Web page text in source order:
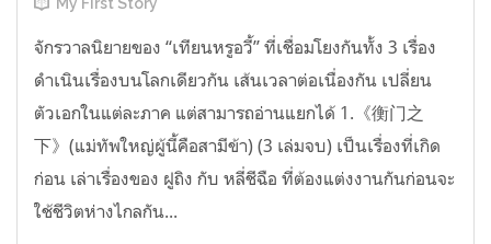
จักรวาลนิยายของ “เทียนหรูอวี้” ที่เชื่อมโยงกันทั้ง 3 เรื่อง
ดำเนินเรื่องบนโลกเดียวกัน เส้นเวลาต่อเนื่องกัน เปลี่ยน
ตัวเอกในแต่ละภาค แต่สามารถอ่านแยกได้ 1.《衡门之
下》(แม่ทัพใหญ่ผู้นี้คือสามีข้า) (3 เล่มจบ) เป็นเรื่องที่เกิด
ก่อน เล่าเรื่องของ ฝูถิง กับ หลี่ชีฉือ ที่ต้องแต่งงานกันก่อนจะ
ใช้ชีวิตห่างไกลกัน...